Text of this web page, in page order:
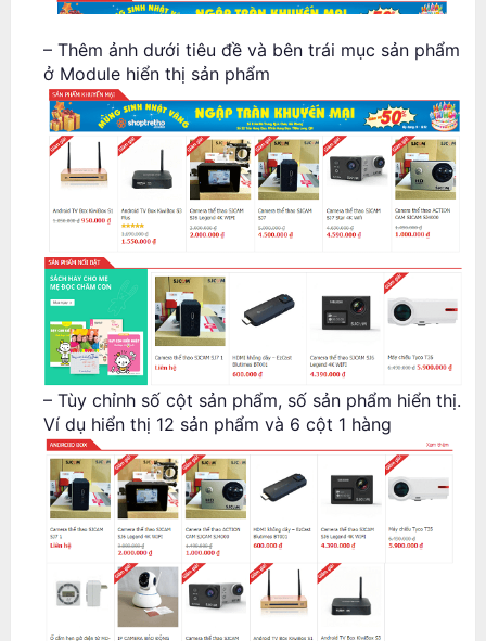
– Thêm ảnh dưới tiêu đề và bên trái mục sản phẩm
ở Module hiển thị sản phẩm
– Tùy chỉnh số cột sản phẩm, số sản phẩm hiển thị.
Ví dụ hiển thị 12 sản phẩm và 6 cột 1 hàng